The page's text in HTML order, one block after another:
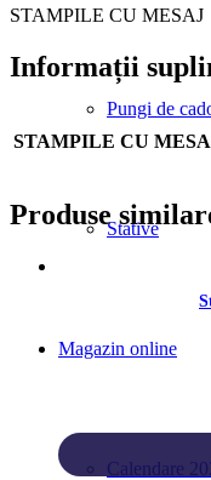
Pungi de
Stative
Magazin online
Calendare
STAMPILE CU MESAJ
Informații
STAMPILE CU
Produse